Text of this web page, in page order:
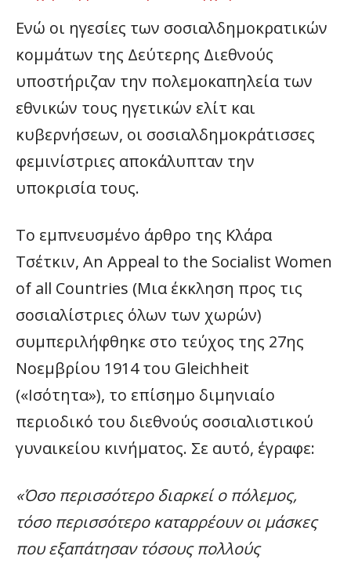
Ενώ οι ηγεσίες των σοσιαλδημοκρατικών
κομμάτων της Δεύτερης Διεθνούς
υποστήριζαν την πολεμοκαπηλεία των
εθνικών τους ηγετικών ελίτ και
κυβερνήσεων, οι σοσιαλδημοκράτισσες
φεμινίστριες αποκάλυπταν την
υποκρισία τους.
Το εμπνευσμένο άρθρο της Κλάρα
Τσέτκιν, An Appeal to the Socialist Women
of all Countries (Μια έκκληση προς τις
σοσιαλίστριες όλων των χωρών)
συμπεριλήφθηκε στο τεύχος της 27ης
Νοεμβρίου 1914 του Gleichheit
(«Ισότητα»), το επίσημο διμηνιαίο
περιοδικό του διεθνούς σοσιαλιστικού
γυναικείου κινήματος. Σε αυτό, έγραφε:
«Όσο περισσότερο διαρκεί ο πόλεμος,
τόσο περισσότερο καταρρέουν οι μάσκες
που εξαπάτησαν τόσους πολλούς